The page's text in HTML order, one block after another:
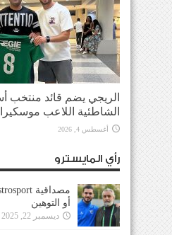
الريجي يضم قائد منتخب
الشاطئية اللاعب موسكيرا
أغسطس 4, 2026
رأي المايسترو
أو التوهين
ديسمبر 22, 2025